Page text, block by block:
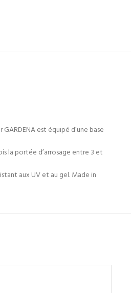
est équipé d’une base
la portée d’arrosage entre 3 et
aux UV et au gel. Made in